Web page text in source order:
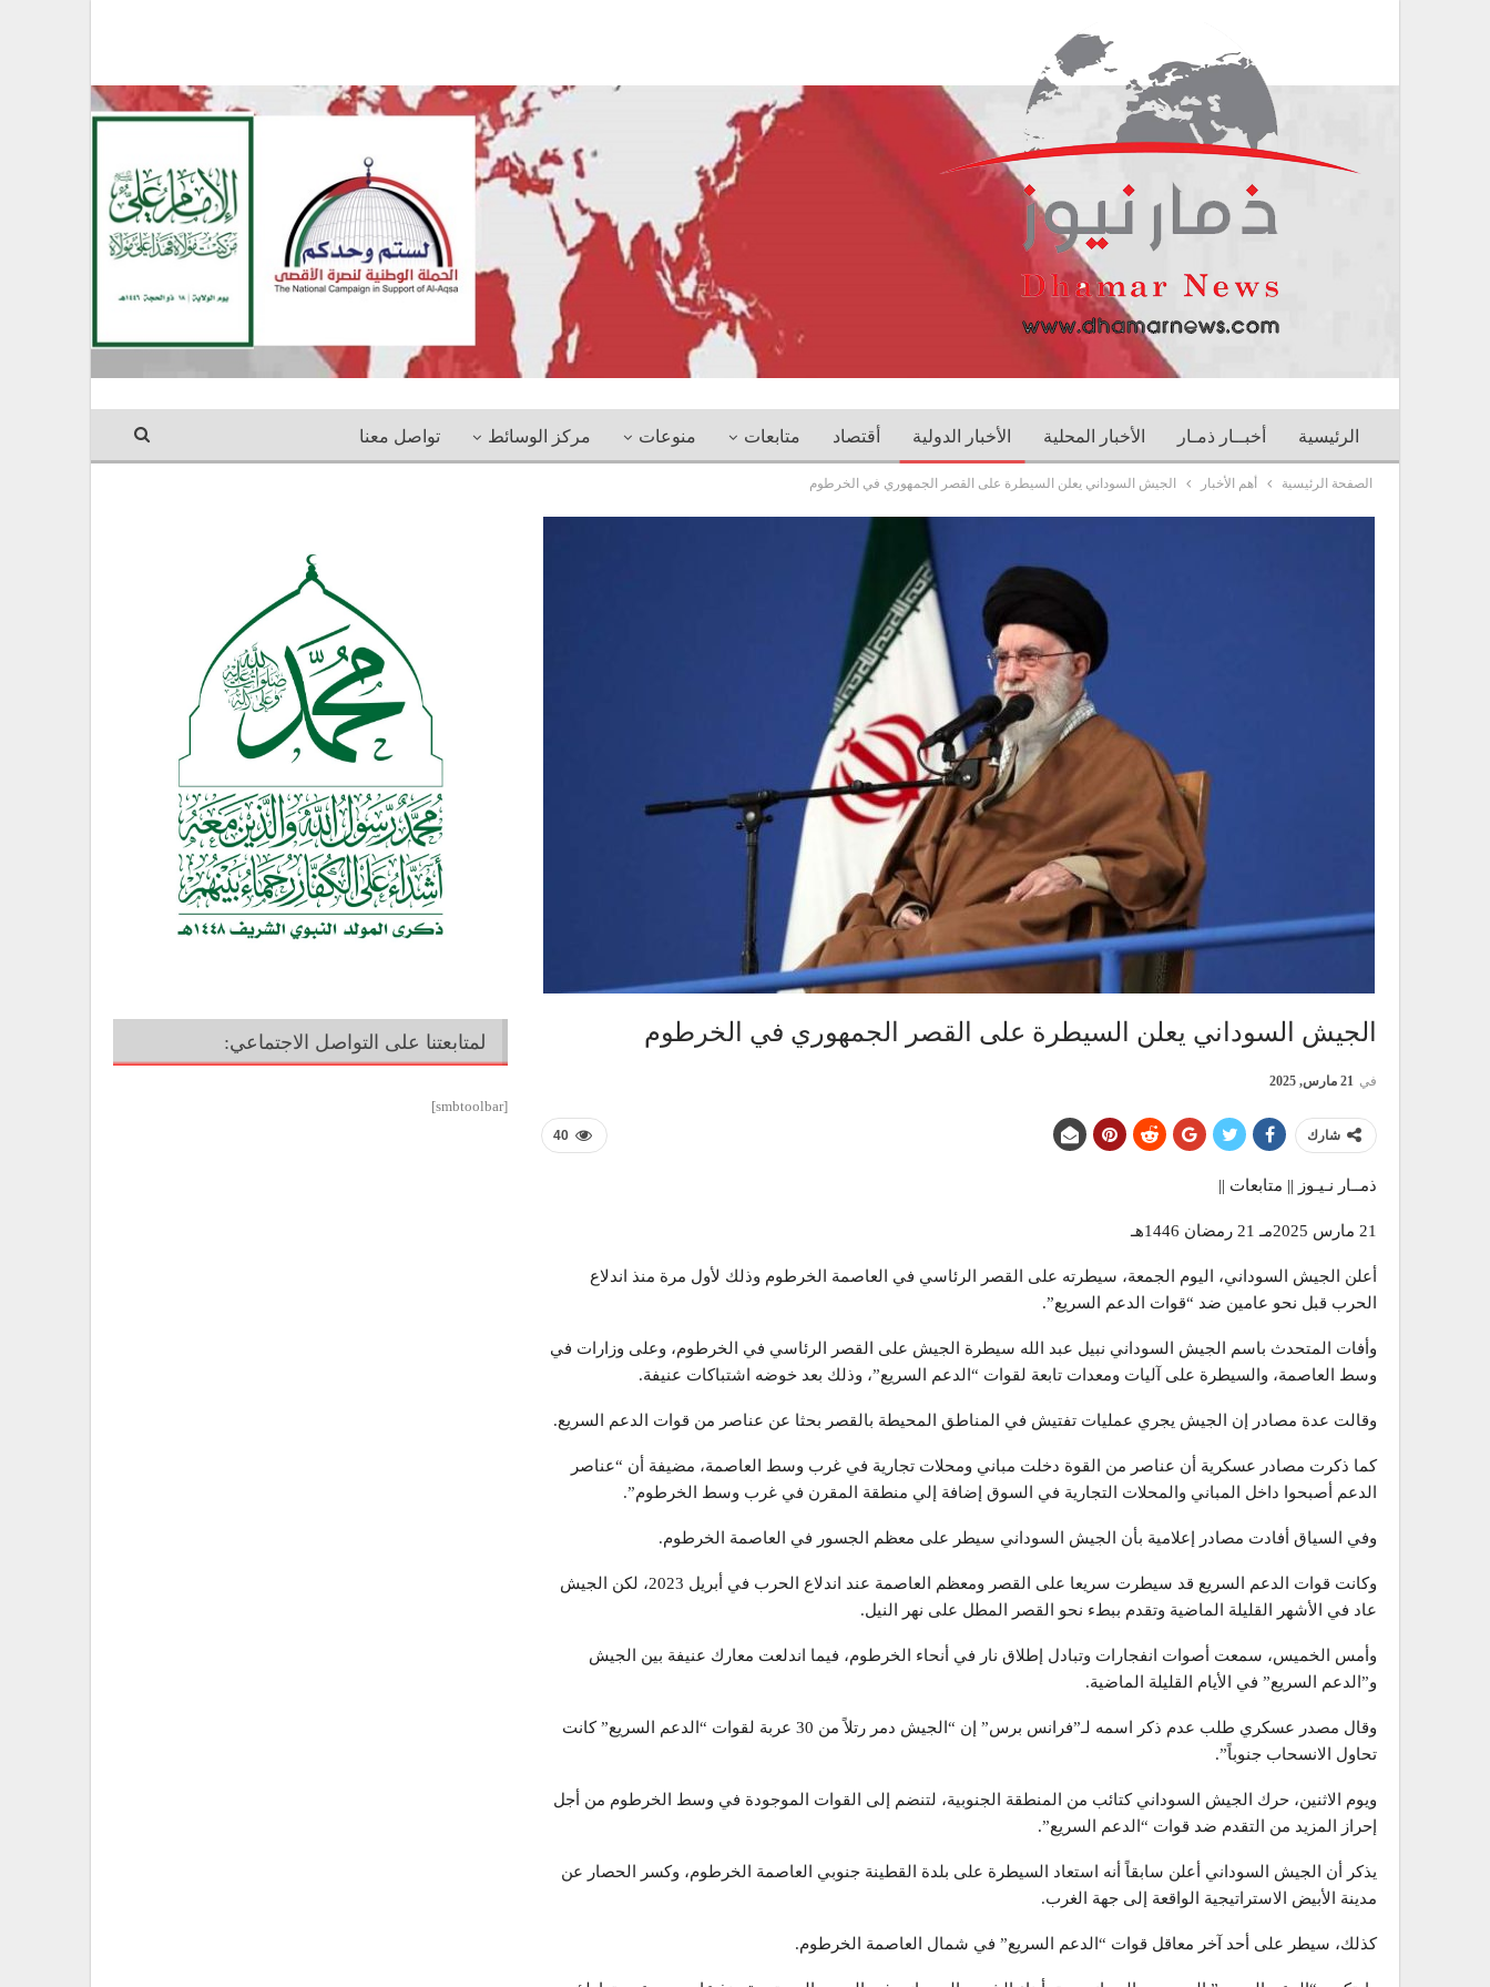
الرئيسية أخبــار ذمـار الأخبار المحلية الأخبار الدولية أقتصاد متابعات منوعات مركز الوسائط تواصل معنا
الصفحة الرئيسية أهم الأخبار الجيش السوداني يعلن السيطرة على القصر الجمهوري في الخرطوم
الجيش السوداني يعلن السيطرة على القصر الجمهوري في الخرطوم
في 21 مارس, 2025
40 شارك
ذمــار نـيـوز || متابعات ||
21 مارس 2025مـ 21 رمضان 1446هـ
أعلن الجيش السوداني، اليوم الجمعة، سيطرته على القصر الرئاسي في العاصمة الخرطوم وذلك لأول مرة منذ اندلاع
الحرب قبل نحو عامين ضد “قوات الدعم السريع”.
وأفات المتحدث باسم الجيش السوداني نبيل عبد الله سيطرة الجيش على القصر الرئاسي في الخرطوم، وعلى وزارات في
وسط العاصمة، والسيطرة على آليات ومعدات تابعة لقوات “الدعم السريع”، وذلك بعد خوضه اشتباكات عنيفة.
وقالت عدة مصادر إن الجيش يجري عمليات تفتيش في المناطق المحيطة بالقصر بحثا عن عناصر من قوات الدعم السريع.
كما ذكرت مصادر عسكرية أن عناصر من القوة دخلت مباني ومحلات تجارية في غرب وسط العاصمة، مضيفة أن “عناصر
الدعم أصبحوا داخل المباني والمحلات التجارية في السوق إضافة إلي منطقة المقرن في غرب وسط الخرطوم”.
وفي السياق أفادت مصادر إعلامية بأن الجيش السوداني سيطر على معظم الجسور في العاصمة الخرطوم.
وكانت قوات الدعم السريع قد سيطرت سريعا على القصر ومعظم العاصمة عند اندلاع الحرب في أبريل 2023، لكن الجيش
عاد في الأشهر القليلة الماضية وتقدم ببطء نحو القصر المطل على نهر النيل.
وأمس الخميس، سمعت أصوات انفجارات وتبادل إطلاق نار في أنحاء الخرطوم، فيما اندلعت معارك عنيفة بين الجيش
و”الدعم السريع” في الأيام القليلة الماضية.
وقال مصدر عسكري طلب عدم ذكر اسمه لـ”فرانس برس” إن “الجيش دمر رتلاً من 30 عربة لقوات “الدعم السريع” كانت
تحاول الانسحاب جنوباً”.
ويوم الاثنين، حرك الجيش السوداني كتائب من المنطقة الجنوبية، لتنضم إلى القوات الموجودة في وسط الخرطوم من أجل
إحراز المزيد من التقدم ضد قوات “الدعم السريع”.
يذكر أن الجيش السوداني أعلن سابقاً أنه استعاد السيطرة على بلدة القطينة جنوبي العاصمة الخرطوم، وكسر الحصار عن
مدينة الأبيض الاستراتيجية الواقعة إلى جهة الغرب.
كذلك، سيطر على أحد آخر معاقل قوات “الدعم السريع” في شمال العاصمة الخرطوم.
لمتابعتنا على التواصل الاجتماعي:
[smbtoolbar]